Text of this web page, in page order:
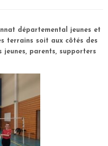
départemental jeunes et
terrains soit aux côtés des
parents, supporters